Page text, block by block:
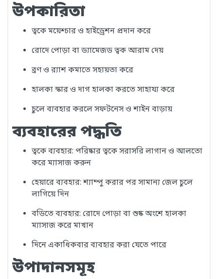
উপকারিতা
ত্বকে ময়েশ্চার ও হাইড্রেশন প্রদান করে
রোদে পোড়া বা ড্যামেজড ত্বক আরাম দেয়
ব্রণ ও র‍্যাশ কমাতে সহায়তা করে
হালকা স্কার ও দাগ হালকা করতে সাহায্য করে
চুলে ব্যবহার করলে সফটনেস ও শাইন বাড়ায়
ব্যবহারের পদ্ধতি
ত্বকে ব্যবহার: পরিষ্কার ত্বকে সরাসরি লাগান ও আলতো
করে ম্যাসাজ করুন
হেয়ারে ব্যবহার: শ্যাম্পু করার পর সামান্য জেল চুলে
লাগিয়ে দিন
বডিতে ব্যবহার: রোদে পোড়া বা শুষ্ক অংশে হালকা
ম্যাসাজ করে মাখান
দিনে একাধিকবার ব্যবহার করা যেতে পারে
উপাদানসমূহ